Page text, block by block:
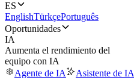
ES
EnglishTürkçePortuguês
Oportunidades
IA
Aumenta el rendimiento del
equipo con IA
Agente de IA
Asistente de IA